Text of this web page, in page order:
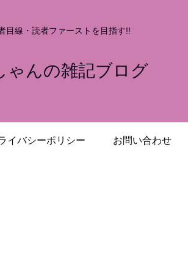
目線・読者ファーストを目指す!!
ゃんの雑記ブログ
イバシーポリシー お問い合わせ